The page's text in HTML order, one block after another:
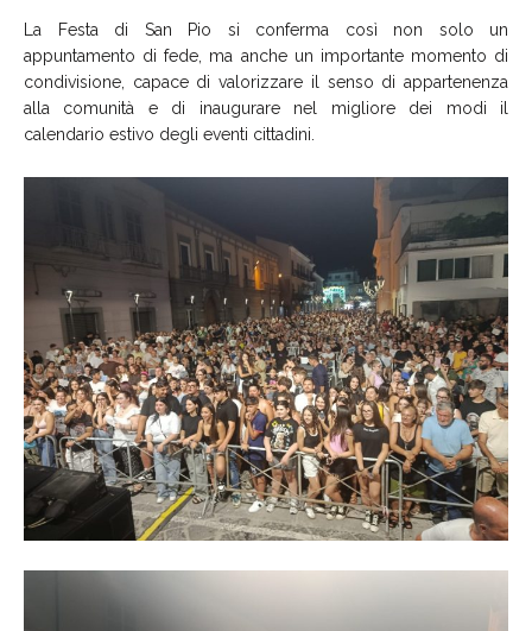
La Festa di San Pio si conferma così non solo un
appuntamento di fede, ma anche un importante momento di
condivisione, capace di valorizzare il senso di appartenenza
alla comunità e di inaugurare nel migliore dei modi il
calendario estivo degli eventi cittadini.